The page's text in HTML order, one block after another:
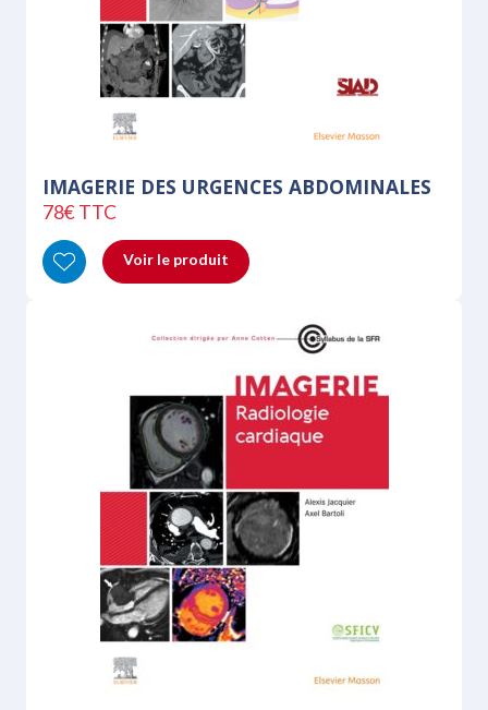
IMAGERIE DES URGENCES ABDOMINALES
78€ TTC
Voir le produit